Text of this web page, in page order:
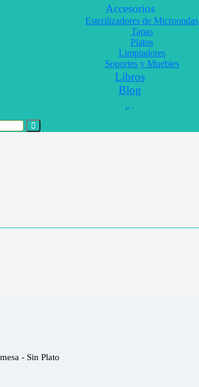
Accesorios
Esterilizadores de Microondas
Tapas
Platos
Limpiadores
Soportes y Muebles
Libros
Blog
- Sin Plato